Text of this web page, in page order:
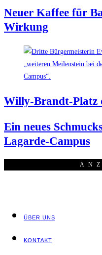
Neu­er Kaf­fee für
Wirkung
Wil­ly-Brandt-Platz
Ein neu­es
Lagarde-Campus
ÜBER UNS
KON­TAKT